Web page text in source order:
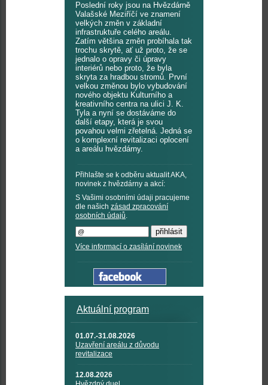
Poslední roky jsou na Hvězdárně
Valašské Meziříčí ve znamení
velkých změn v základní
infrastruktuře celého areálu.
Zatím většina změn probíhala tak
trochu skrytě, ať už proto, že se
jednalo o opravy či úpravy
interiérů nebo proto, že byla
skryta za hradbou stromů. První
velkou změnou bylo vybudování
nového objektu Kulturního a
kreativního centra na ulici J. K.
Tyla a nyní se dostáváme do
další etapy, která je svou
povahou velmi zřetelná. Jedná se
o komplexní revitalizaci oplocení
a areálu hvězdárny.
Přihlašte se k odběru aktualit AKA,
novinek z hvězdárny a akcí:
S Vašimi osobními údaji pracujeme
dle našich zásad zpracování
osobních údajů.
Více informací o zasílání novinek
Aktuální program
01.07.-31.08.2026
Uzavření areálu z důvodu
revitalizace
12.08.2026